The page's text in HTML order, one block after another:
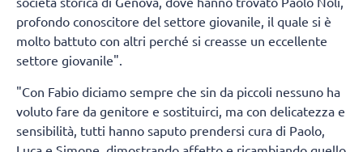
profondo conoscitore del settore giovanile, il quale si è
molto battuto con altri perché si creasse un eccellente
settore giovanile".
"Con Fabio diciamo sempre che sin da piccoli nessuno ha
voluto fare da genitore e sostituirci, ma con delicatezza e
sensibilità, tutti hanno saputo prendersi cura di Paolo,